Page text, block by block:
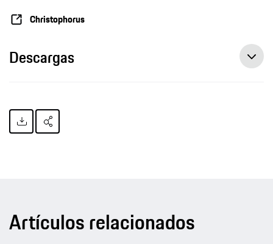
Christophorus
Descargas
Artículos relacionados